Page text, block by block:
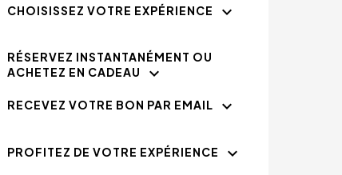
CHOISISSEZ VOTRE EXPÉRIENCE
RÉSERVEZ INSTANTANÉMENT OU
ACHETEZ EN CADEAU
RECEVEZ VOTRE BON PAR EMAIL
PROFITEZ DE VOTRE EXPÉRIENCE